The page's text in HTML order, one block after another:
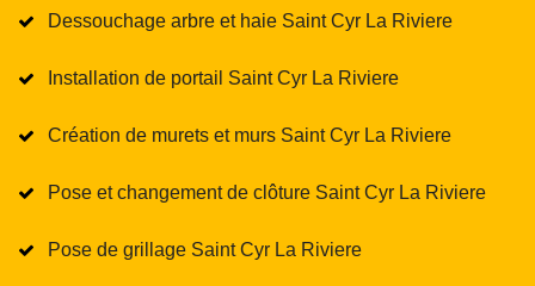
Dessouchage arbre et haie Saint Cyr La Riviere
Installation de portail Saint Cyr La Riviere
Création de murets et murs Saint Cyr La Riviere
Pose et changement de clôture Saint Cyr La Riviere
Pose de grillage Saint Cyr La Riviere